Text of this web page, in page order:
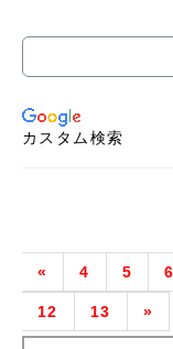
カスタム検索
« 4 5 6
12 13 »